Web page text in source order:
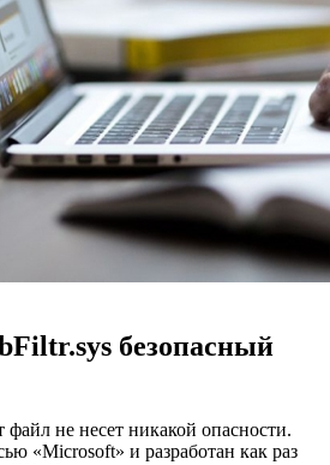
безопасный
не несет никакой опасности.
«Microsoft» и разработан как раз